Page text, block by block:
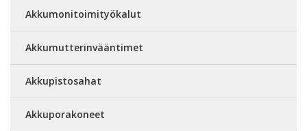
Akkumonitoimityökalut
Akkumutterinvääntimet
Akkupistosahat
Akkuporakoneet